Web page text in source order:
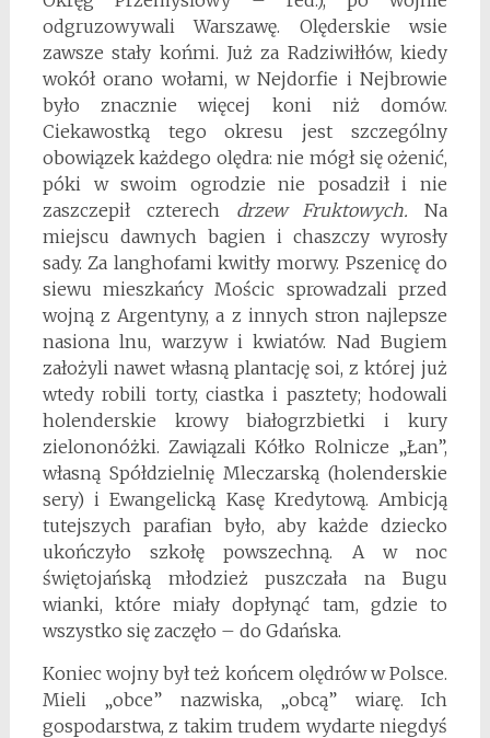
odgruzowywali Warszawę. Olęderskie wsie
zawsze stały końmi. Już za Radziwiłłów, kiedy
wokół orano wołami, w Nejdorfie i Nejbrowie
było znacznie więcej koni niż domów.
Ciekawostką tego okresu jest szczególny
obowiązek każdego olędra: nie mógł się ożenić,
póki w swoim ogrodzie nie posadził i nie
zaszczepił czterech drzew Fruktowych. Na
miejscu dawnych bagien i chaszczy wyrosły
sady. Za langhofami kwitły morwy. Pszenicę do
siewu mieszkańcy Mościc sprowadzali przed
wojną z Argentyny, a z innych stron najlepsze
nasiona lnu, warzyw i kwiatów. Nad Bugiem
założyli nawet własną plantację soi, z której już
wtedy robili torty, ciastka i pasztety; hodowali
holenderskie krowy białogrzbietki i kury
zielononóżki. Zawiązali Kółko Rolnicze „Łan”,
własną Spółdzielnię Mleczarską (holenderskie
sery) i Ewangelicką Kasę Kredytową. Ambicją
tutejszych parafian było, aby każde dziecko
ukończyło szkołę powszechną. A w noc
świętojańską młodzież puszczała na Bugu
wianki, które miały dopłynąć tam, gdzie to
wszystko się zaczęło – do Gdańska.
Koniec wojny był też końcem olędrów w Polsce.
Mieli „obce” nazwiska, „obcą” wiarę. Ich
gospodarstwa, z takim trudem wydarte niegdyś